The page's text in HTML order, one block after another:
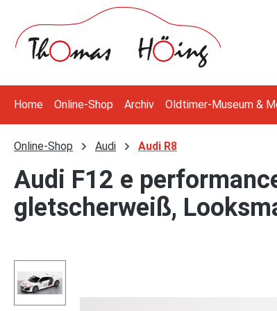
Hauptinhalt springen
Zur Suche springen
Zur Hauptnavigation springen
Home Online-Shop Archiv Oldtimer-Museum &
Online-Shop Audi Audi R8
Audi F12 e
gletscherweiß,